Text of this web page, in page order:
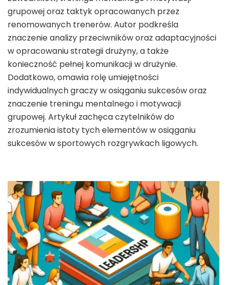
grupowej oraz taktyk opracowanych przez
renomowanych trenerów. Autor podkreśla
znaczenie analizy przeciwników oraz adaptacyjności
w opracowaniu strategii drużyny, a także
konieczność pełnej komunikacji w drużynie.
Dodatkowo, omawia rolę umiejętności
indywidualnych graczy w osiąganiu sukcesów oraz
znaczenie treningu mentalnego i motywacji
grupowej. Artykuł zachęca czytelników do
zrozumienia istoty tych elementów w osiąganiu
sukcesów w sportowych rozgrywkach ligowych.